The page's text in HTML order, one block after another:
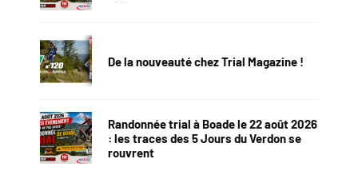
De la nouveauté chez Trial Magazine !
Randonnée trial à Boade le 22 août 2026
: les traces des 5 Jours du Verdon se
rouvrent